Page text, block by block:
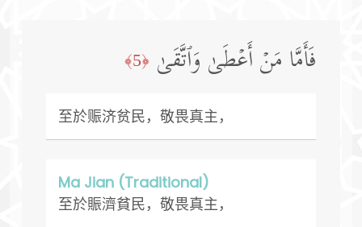
فَأَمَّا مَنۡ أَعۡطَىٰ وَٱتَّقَىٰ ﴿5﴾
至於赈济贫民，敬畏真主，
Ma Jian (Traditional)
至於賑濟貧民，敬畏真主，